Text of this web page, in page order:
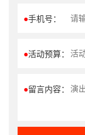
●手机号：
●活动预算：
●留言内容：